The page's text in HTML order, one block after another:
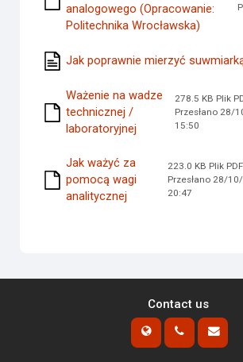
analogowego (Opracowanie:
Politechnika Wrocławska)
Jak poprawnie mierzyć
Ważenie na wadze
technicznej /
laboratoryjnej
278.5 KB Plik
Przesłano 28/
15:50
Jak ważyć za
pomocą wagi
analitycznej
223.0 KB Plik PDF
Przesłano 28/
20:47
Contact us